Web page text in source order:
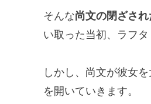
そんな尚文の閉ざさ
い取った当初、ラフ
しかし、尚文が彼女
を開いていきます。